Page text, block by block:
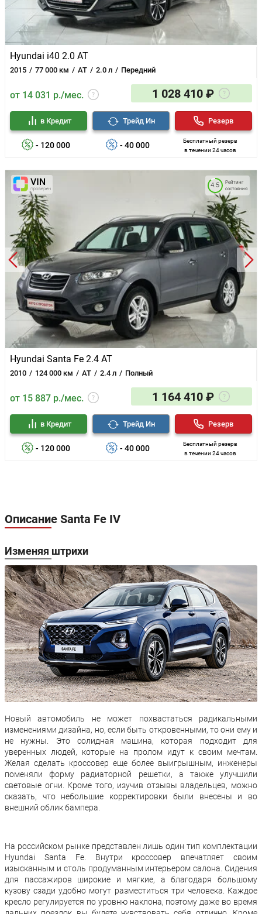
Hyundai i40 2.0 AT
2015 77 000 км AT 2.0 л Передний
от 14 031 р./мес. 1 028 410 ₽
- 120 000
в Кредит
- 40 000
Трейд Ин
Бесплатный резерв
в течении 24 часов
Резерв
Hyundai Santa Fe 2.4 AT
2010 124 000 км AT 2.4 л Полный
Рейтинг
состояния
4.5
от 15 887 р./мес. 1 164 410 ₽
- 120 000
в Кредит
- 40 000
Трейд Ин
Бесплатный резерв
в течении 24 часов
Резерв
Описание Santa Fe IV
Изменяя штрихи
Новый автомобиль не может похвастаться радикальными
изменениями дизайна, но, если быть откровенными, то они ему и
не нужны. Это солидная машина, которая подходит для
уверенных людей, которые на пролом идут к своим мечтам.
Желая сделать кроссовер еще более выигрышным, инженеры
поменяли форму радиаторной решетки, а также улучшили
световые огни. Кроме того, изучив отзывы владельцев, можно
сказать, что небольшие корректировки были внесены и во
внешний облик бампера.
На российском рынке представлен лишь один тип комплектации
Hyundai Santa Fe. Внутри кроссовер впечатляет своим
изысканным и столь продуманным интерьером салона. Сидения
для пассажиров широкие и мягкие, а благодаря большому
кузову сзади удобно могут разместиться три человека. Каждое
кресло регулируется по уровню наклона, поэтому даже во время